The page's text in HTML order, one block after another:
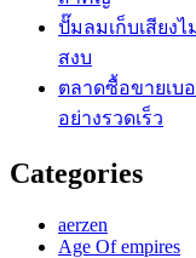
ปั๊มลมเก็บเสียงไ
สงบ
ตลาดซื้อขายเบ
อย่างรวดเร็ว
Categories
aerzen
Age Of empires